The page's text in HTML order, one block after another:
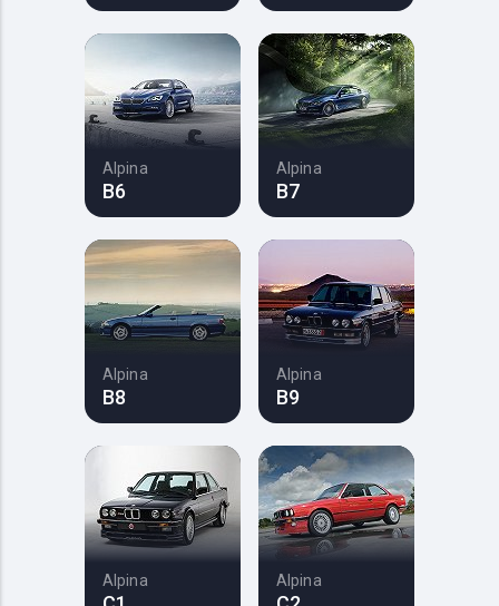
Alpina
B6
Alpina
B7
Alpina
B8
Alpina
B9
Alpina Alpina